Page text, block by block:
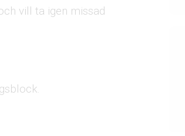
vill ta igen missad